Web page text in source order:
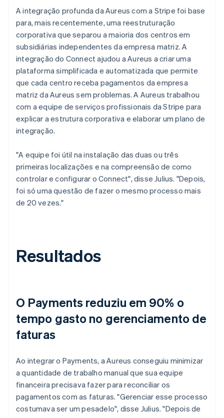
A integração profunda da Aureus com a Stripe foi base
para, mais recentemente, uma reestruturação
corporativa que separou a maioria dos centros em
subsidiárias independentes da empresa matriz. A
integração do Connect ajudou a Aureus a criar uma
plataforma simplificada e automatizada que permite
que cada centro receba pagamentos da empresa
matriz da Aureus sem problemas. A Aureus trabalhou
com a equipe de serviços profissionais da Stripe para
explicar a estrutura corporativa e elaborar um plano de
integração.
"A equipe foi útil na instalação das duas ou três
primeiras localizações e na compreensão de como
controlar e configurar o Connect", disse Julius. "Depois,
foi só uma questão de fazer o mesmo processo mais
de 20 vezes."
Resultados
O Payments reduziu em 90% o
tempo gasto no gerenciamento de
faturas
Ao integrar o Payments, a Aureus conseguiu minimizar
a quantidade de trabalho manual que sua equipe
financeira precisava fazer para reconciliar os
pagamentos com as faturas. "Gerenciar esse processo
costumava ser um pesadelo", disse Julius. "Depois de